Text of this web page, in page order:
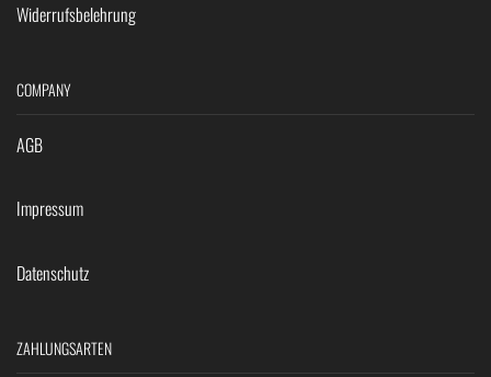
Widerrufsbelehrung
COMPANY
AGB
Impressum
Datenschutz
ZAHLUNGSARTEN